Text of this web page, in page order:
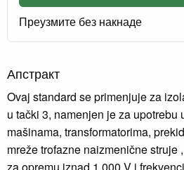
Преузмите без накнаде
Апстракт
Ovaj standard se primenjuje za
u tački 3, namenjen je za upotrebu
mašinama, transformatorima,
mreže trofazne naizmenične struje
za opremu iznad 1 000 V i